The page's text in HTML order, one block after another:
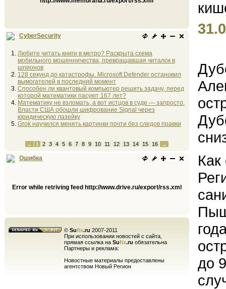
CyberSecurity
Любите читать книги в метро? Раскрыта схема
мобильного мошенничества, превращавшая читалок в
шпионов
128 секунд до катастрофы. Microsoft Defender остановил
вымогателей в последний момент
Способен ли квантовый компьютер решить задачу, перед
которой математики пасуют 167 лет?
Математику не взломать, а вот истцов в суде — запросто.
Власти США обошли шифрование Signal через
юридическую лазейку
Grok научился менять картинки почти без следов правки
← 1 2 3 4 5 6 7 8 9 10 11 12 13 14 15 16 →
Ошибка
Error while retriving feed http://www.drive.ru/export/rss.xml
© Sufix.ru 2007-2011
При использовании новостей с сайта,
прямая ссылка на Sufix.ru обязательна
Партнеры и реклама:
Новостные материалы предоставлены
агентством Новый Регион
до